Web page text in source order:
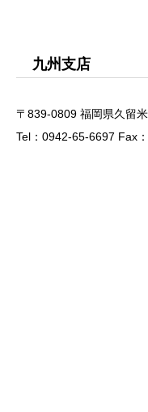
九州支店
〒839-0809 福岡県久留
Tel：0942-65-6697 Fax